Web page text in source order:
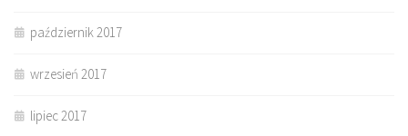
październik 2017
wrzesień 2017
lipiec 2017